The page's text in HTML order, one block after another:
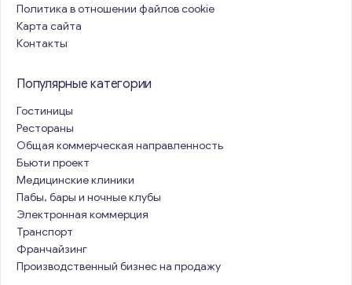
Политика в отношении файлов cookie
Карта сайта
Контакты
Популярные категории
Гостиницы
Рестораны
Общая коммерческая направленность
Бьюти проект
Медицинские клиники
Пабы, бары и ночные клубы
Электронная коммерция
Транспорт
Франчайзинг
Производственный бизнес на продажу